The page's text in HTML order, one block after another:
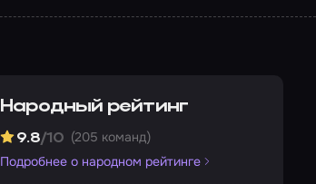
Народный рейтинг
9.8/10 (205 команд)
Подробнее о народном рейтинге